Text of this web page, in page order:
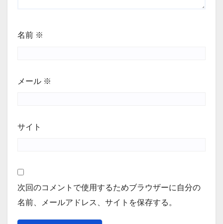
名前 ※
メール ※
サイト
次回のコメントで使用するためブラウザーに自分の
名前、メールアドレス、サイトを保存する。